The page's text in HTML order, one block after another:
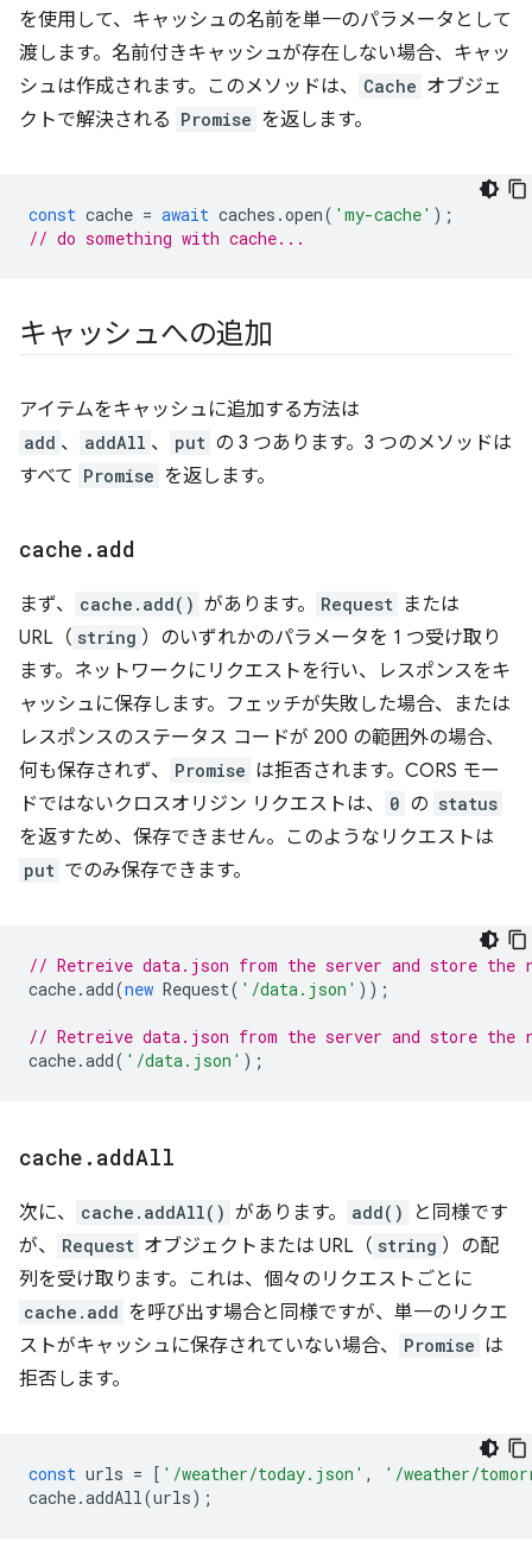
を使用して、キャッシュの名前を単一のパラメータとして
渡します。名前付きキャッシュが存在しない場合、キャッ
シュは作成されます。このメソッドは、
Cache オブジェ
クトで解決される Promise を返します。
const cache = await caches .open( 'my-cache' );
// do something with cache...
キャッシュへの追加
アイテムをキャッシュに追加する方法は
add 、 addAll 、 put の 3 つあります。3 つのメソッドは
すべて Promise を返します。
cache . add
まず、 cache.add() があります。 Request または
URL（ string ）のいずれかのパラメータを 1 つ受け取り
ます。ネットワークにリクエストを行い、レスポンスをキ
ャッシュに保存します。フェッチが失敗した場合、または
レスポンスのステータス コードが 200 の範囲外の場合、
何も保存されず、
Promise は拒否されます。CORS モー
ドではないクロスオリジン リクエストは、
0 の status
を返すため、保存できません。このようなリクエストは
put でのみ保存できます。
// Retreive data.json from the server and store the
cache.add(new Request( '/data.json' ));
// Retreive data.json from the server and store the
cache.add( '/data.json' );
cache . addAll
次に、 cache.addAll() があります。 add()
と同様です
が、
Request オブジェクトまたは URL（ string ）の配
列を受け取ります。これは、個々のリクエストごとに
cache.add を呼び出す場合と同様ですが、単一のリクエ
ストがキャッシュに保存されていない場合、
Promise は
拒否します。
const urls = [ '/weather/today.json' ,
'/weather/
cache.addAll(urls);